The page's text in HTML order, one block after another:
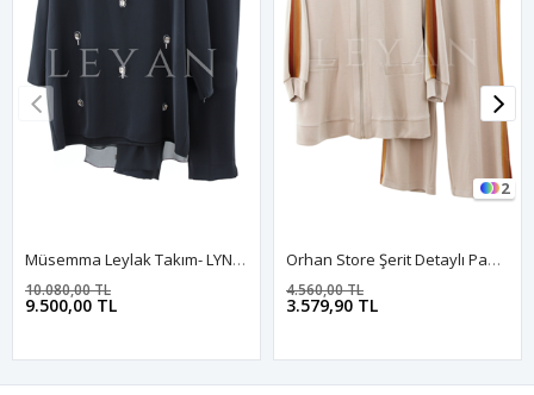
Müsemma Leylak Takım- LYN04422 Siyah
9.500,00 TL
10.080,00 TL
2
Orhan Store Şerit Detaylı Pantolonlu Takım- LYN03423 Bej
3.579,90 TL
4.560,00 TL